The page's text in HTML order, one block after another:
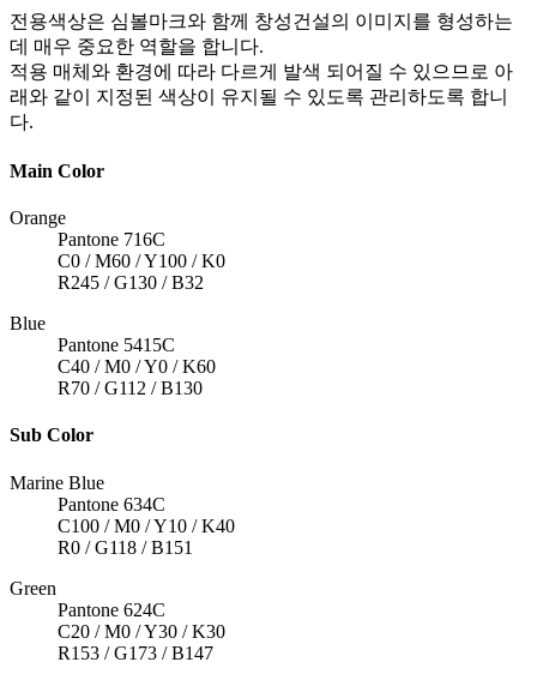
전용색상은 심볼마크와 함께 창성건설의 이미지를 형성하는
데 매우 중요한 역할을 합니다.
적용 매체와 환경에 따라 다르게 발색 되어질 수 있으므로 아
래와 같이 지정된 색상이 유지될 수 있도록 관리하도록 합니
다.
Main Color
Orange
Pantone 716C
C0 / M60 / Y100 / K0
R245 / G130 / B32
Blue
Pantone 5415C
C40 / M0 / Y0 / K60
R70 / G112 / B130
Sub Color
Marine Blue
Pantone 634C
C100 / M0 / Y10 / K40
R0 / G118 / B151
Green
Pantone 624C
C20 / M0 / Y30 / K30
R153 / G173 / B147